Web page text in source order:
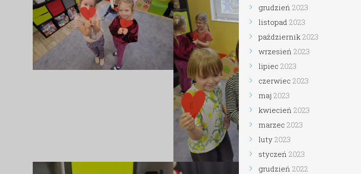
grudzień 2023
listopad 2023
październik 2023
wrzesień 2023
lipiec 2023
czerwiec 2023
maj 2023
kwiecień 2023
marzec 2023
luty 2023
styczeń 2023
grudzień 2022